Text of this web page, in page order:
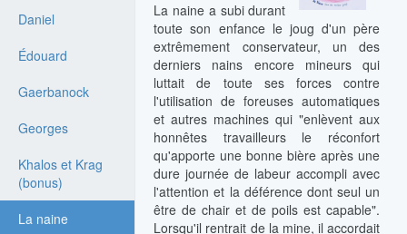
Daniel
Édouard
Gaerbanock
Georges
Khalos et Krag
(bonus)
La naine
La naine a subi durant
toute son enfance le joug d'un père
extrêmement conservateur, un des
derniers nains encore mineurs qui
luttait de toute ses forces contre
l'utilisation de foreuses automatiques
et autres machines qui "enlèvent aux
honnêtes travailleurs le réconfort
qu'apporte une bonne bière après une
dure journée de labeur accompli avec
l'attention et la déférence dont seul un
être de chair et de poils est capable".
Lorsqu'il rentrait de la mine, il accordait